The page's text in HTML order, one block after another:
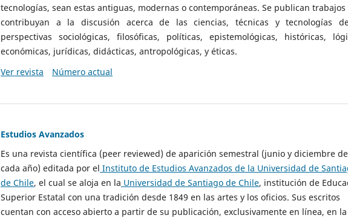
tecnologías, sean estas antiguas, modernas o contemporáneas. Se publican
contribuyan a la discusión acerca de las ciencias, técnicas y tecnologías
perspectivas sociológicas, filosóficas, políticas, epistemológicas, históricas,
económicas, jurídicas, didácticas, antropológicas, y éticas.
Ver revista
Número actual
Estudios Avanzados
Es una revista científica (peer reviewed) de aparición semestral (junio y diciembre de
cada año) editada por el Instituto de Estudios Avanzados de la Universidad de
de Chile, el cual se aloja en la Universidad de Santiago de Chile, institución de
Superior Estatal con una tradición desde 1849 en las artes y los oficios. Sus escritos
cuentan con acceso abierto a partir de su publicación, exclusivamente en línea, en la